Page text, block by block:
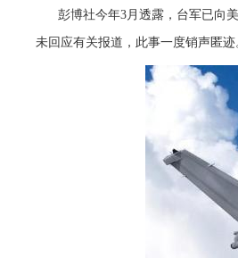
彭博社今年3月透露，台军已向
未回应有关报道，此事一度销声匿迹